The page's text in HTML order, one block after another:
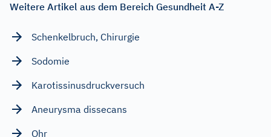
Weitere Artikel aus dem Bereich Gesundheit A-Z
Schenkelbruch, Chirurgie
Sodomie
Karotissinusdruckversuch
Aneurysma dissecans
Ohr